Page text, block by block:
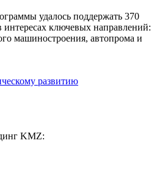
удалось поддержать 370
интересах ключевых направлений:
машиностроения, автопрома и
развитию
KMZ: